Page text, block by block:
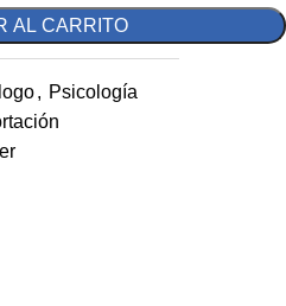
AL CARRITO
, Psicología